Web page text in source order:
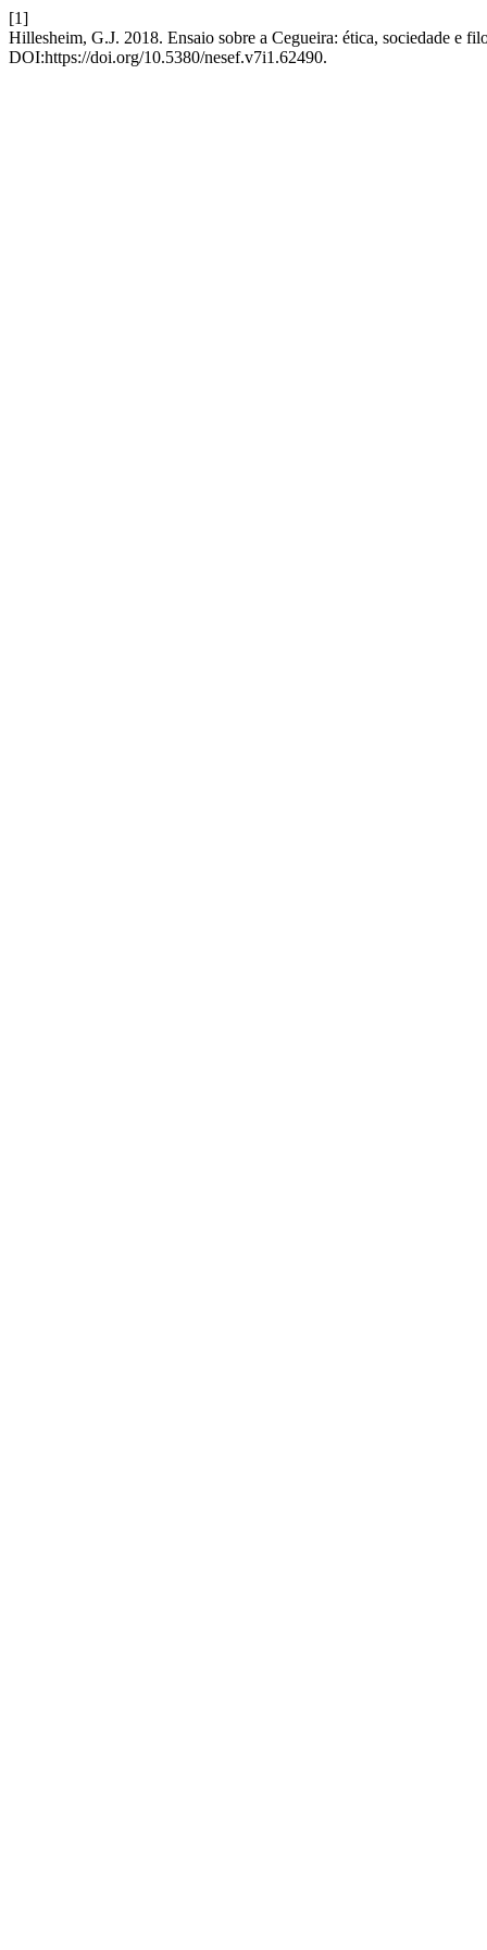
[1]
Hillesheim, G.J. 2018. Ensaio sobre a Cegueira: ética, sociedade e
DOI:https://doi.org/10.5380/nesef.v7i1.62490.